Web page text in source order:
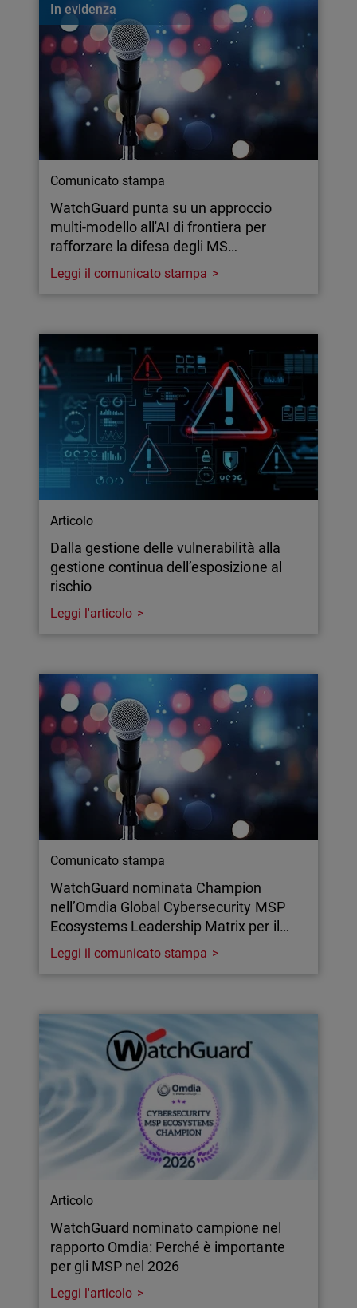
In evidenza
Comunicato stampa
WatchGuard punta su un approccio
multi-modello all'AI di frontiera per
rafforzare la difesa degli MS…
Leggi il comunicato stampa
Articolo
Dalla gestione delle vulnerabilità alla
gestione continua dell’esposizione al
rischio
Leggi l'articolo
Comunicato stampa
WatchGuard nominata Champion
nell’Omdia Global Cybersecurity MSP
Ecosystems Leadership Matrix per il…
Leggi il comunicato stampa
Articolo
WatchGuard nominato campione nel
rapporto Omdia: Perché è importante
per gli MSP nel 2026
Leggi l'articolo